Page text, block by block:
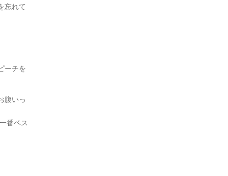
忘れて
ーチを
腹いっ
番ベス